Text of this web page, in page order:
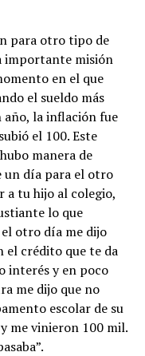
para otro tipo de
importante misión
en el que
el sueldo más
año, la inflación fue
el 100. Este
manera de
un día para el otro
a tu hijo al colegio,
lo que
otro día me dijo
el crédito que te da
interés y en poco
me dijo que no
escolar de su
me vinieron 100 mil.